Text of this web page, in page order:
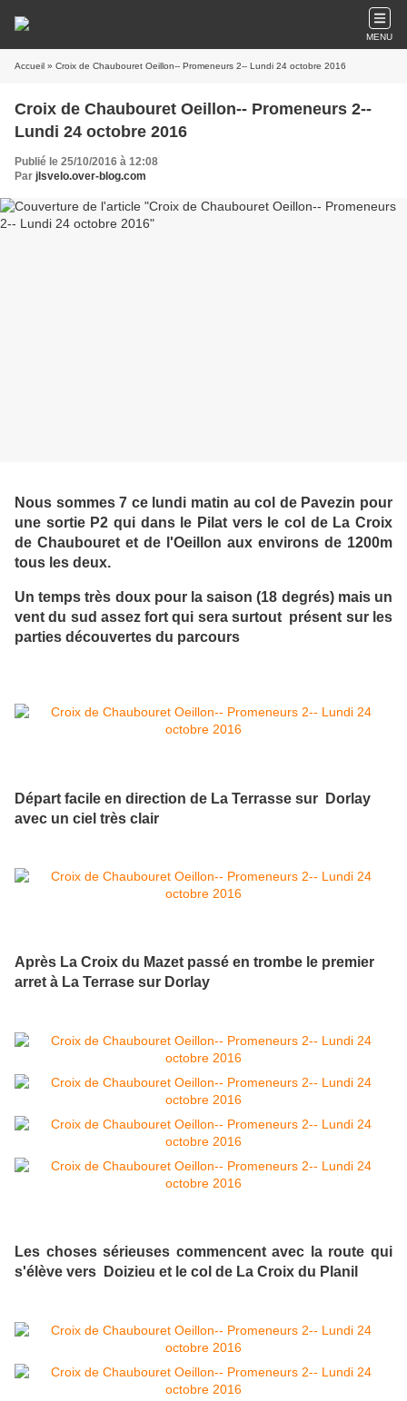
MENU
Accueil » Croix de Chaubouret Oeillon-- Promeneurs 2-- Lundi 24 octobre 2016
Croix de Chaubouret Oeillon-- Promeneurs 2--
Lundi 24 octobre 2016
Publié le 25/10/2016 à 12:08
Par jlsvelo.over-blog.com
Nous sommes 7 ce lundi matin au col de Pavezin pour
une sortie P2 qui dans le Pilat vers le col de La Croix
de Chaubouret et de l'Oeillon aux environs de 1200m
tous les deux.
Un temps très doux pour la saison (18 degrés) mais un
vent du sud assez fort qui sera surtout présent sur les
parties découvertes du parcours
Départ facile en direction de La Terrasse sur Dorlay
avec un ciel très clair
Après La Croix du Mazet passé en trombe le premier
arret à La Terrase sur Dorlay
Les choses sérieuses commencent avec la route qui
s'élève vers Doizieu et le col de La Croix du Planil